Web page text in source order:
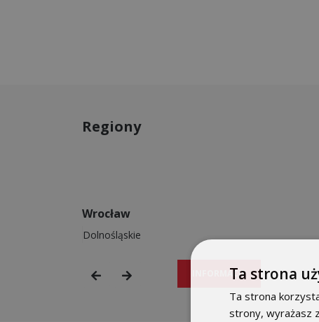
Regiony
Wrocław
Dolnośląskie
INFORMACJETa strona
Ta strona
strony, wyrażasz